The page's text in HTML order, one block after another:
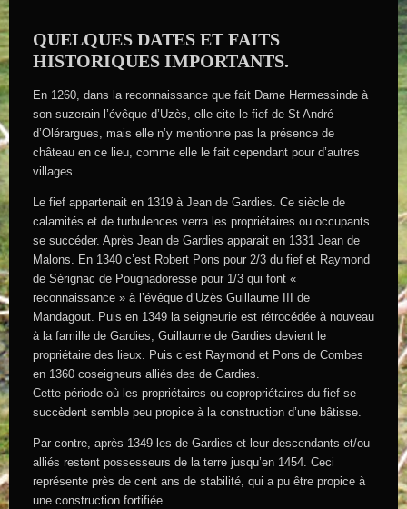
QUELQUES DATES ET FAITS
HISTORIQUES IMPORTANTS.
En 1260, dans la reconnaissance que fait Dame Hermessinde à
son suzerain l’évêque d’Uzès, elle cite le fief de St André
d’Olérargues, mais elle n’y mentionne pas la présence de
château en ce lieu, comme elle le fait cependant pour d’autres
villages.
Le fief appartenait en 1319 à Jean de Gardies. Ce siècle de
calamités et de turbulences verra les propriétaires ou occupants
se succéder. Après Jean de Gardies apparait en 1331 Jean de
Malons. En 1340 c’est Robert Pons pour 2/3 du fief et Raymond
de Sérignac de Pougnadoresse pour 1/3 qui font «
reconnaissance » à l’évêque d’Uzès Guillaume III de
Mandagout. Puis en 1349 la seigneurie est rétrocédée à nouveau
à la famille de Gardies, Guillaume de Gardies devient le
propriétaire des lieux. Puis c’est Raymond et Pons de Combes
en 1360 coseigneurs alliés des de Gardies.
Cette période où les propriétaires ou copropriétaires du fief se
succèdent semble peu propice à la construction d’une bâtisse.
Par contre, après 1349 les de Gardies et leur descendants et/ou
alliés restent possesseurs de la terre jusqu’en 1454. Ceci
représente près de cent ans de stabilité, qui a pu être propice à
une construction fortifiée.